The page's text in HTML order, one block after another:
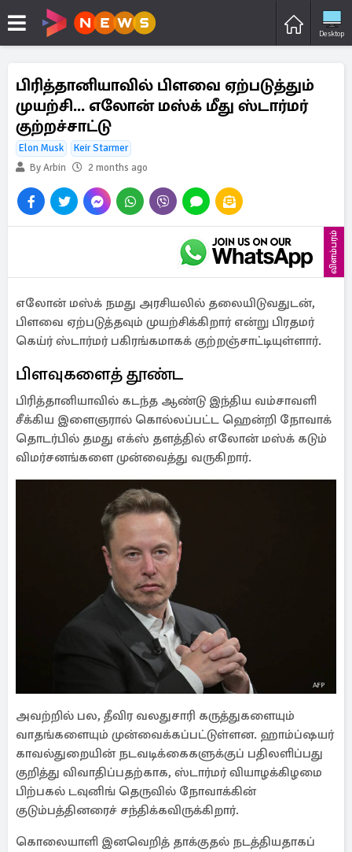
Desktop
பிரித்தானியாவில் பிளவை ஏற்படுத்தும்
முயற்சி... எலோன் மஸ்க் மீது ஸ்டார்மர்
குற்றச்சாட்டு
Elon Musk
Keir Starmer
By Arbin
2 months ago
விளம்பரம்
எலோன் மஸ்க் நமது அரசியலில் தலையிடுவதுடன்,
பிளவை ஏற்படுத்தவும் முயற்சிக்கிறார் என்று பிரதமர்
கெய்ர் ஸ்டார்மர் பகிரங்கமாகக் குற்றஞ்சாட்டியுள்ளார்.
பிளவுகளைத் தூண்ட
பிரித்தானியாவில் கடந்த ஆண்டு இந்திய வம்சாவளி
சீக்கிய இளைஞரால் கொல்லப்பட்ட ஹென்றி நோவாக்
தொடர்பில் தமது எக்ஸ் தளத்தில் எலோன் மஸ்க் கடும்
விமர்சனங்களை முன்வைத்து வருகிறார்.
அவற்றில் பல, தீவிர வலதுசாரி கருத்துகளையும்
வாதங்களையும் முன்வைக்கப்பட்டுள்ளன. ஹாம்ப்ஷயர்
காவல்துறையின் நடவடிக்கைகளுக்குப் பதிலளிப்பது
குறித்து விவாதிப்பதற்காக, ஸ்டார்மர் வியாழக்கிழமை
பிற்பகல் டவுனிங் தெருவில் நோவாக்கின்
குடும்பத்தினரைச் சந்திக்கவிருக்கிறார்.
கொலையாளி இனவெறித் தாக்குதல் நடத்தியதாகப்